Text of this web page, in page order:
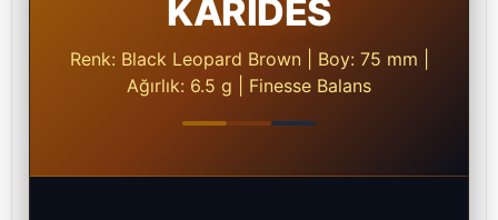
KARİDES
Renk: Black Leopard Brown | Boy: 75 mm |
Ağırlık: 6.5 g | Finesse Balans